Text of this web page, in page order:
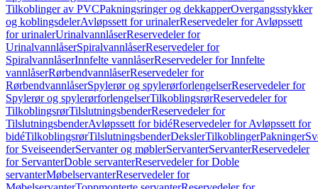
Tilkoblinger av PVCPakningsringer og dekkapperOvergangsstykker
og koblingsdelerAvløpssett for urinalerReservedeler for Avløpssett
for urinalerUrinalvannlåserReservedeler for
UrinalvannlåserSpiralvannlåserReservedeler for
SpiralvannlåserInnfelte vannlåserReservedeler for Innfelte
vannlåserRørbendvannlåserReservedeler for
RørbendvannlåserSpylerør og spylerørforlengelserReservedeler for
Spylerør og spylerørforlengelserTilkoblingsrørReservedeler for
TilkoblingsrørTilslutningsbenderReservedeler for
TilslutningsbenderAvløpssett for bidéReservedeler for Avløpssett for
bidéTilkoblingsrørTilslutningsbenderDekslerTilkoblingerPakninger
for SveiseenderServanter og møblerServanterServanterReservedeler
for ServanterDoble servanterReservedeler for Doble
servanterMøbelservanterReservedeler for